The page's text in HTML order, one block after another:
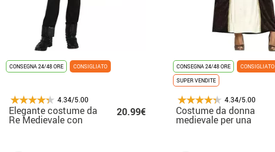
CONSEGNA 24/48 ORE CONSIGLIATO
4.34/5.00
Elegante costume da
Re Medievale con
20.99€
CONSEGNA 24/48 ORE
CONSIGLIATO
SUPER VENDITE
4.34/5.00
Costume da donna
medievale per una